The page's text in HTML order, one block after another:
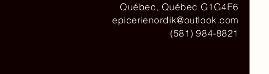
Québec, Québec G1G4E6
epicerienordik@outlook.com
(581) 984-8821